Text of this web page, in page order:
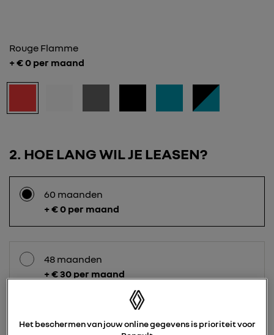
Rouge Flamme
+ €0 per maand
2 HOE LANG WIL JE LEASEN?
60 maanden
+ € 0 per maand
48 maanden
+ € 30 per maand
42 maanden Pseudo-eindheffing actie
Het beschermen van jouw online gegevens is prioriteit voor